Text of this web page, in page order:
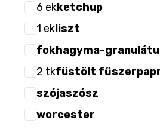
6 ekketchup
1 ekliszt
fokhagyma-
2 tkfüstölt
szójaszósz
worcester